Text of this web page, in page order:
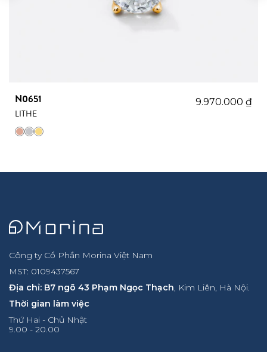
N0651
LITHE
9.970.000 ₫
Công ty Cổ Phần Morina Việt Nam
MST: 0109437567
Địa chỉ: B7 ngõ 43 Phạm Ngọc Thạch, Kim Liên, Hà Nội.
Thời gian làm việc
Thứ Hai - Chủ Nhật
9.00 - 20.00